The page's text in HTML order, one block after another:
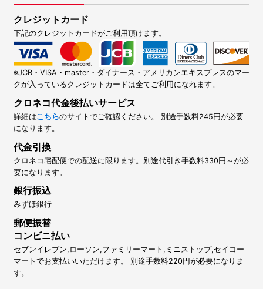
クレジットカード
下記のクレジットカードがご利用頂けます。
※JCB・VISA・master・ダイナース・アメリカンエキスプレスのマー
クが入っているクレジットカードは全てご利用になれます。
クロネコ代金後払いサービス
詳細はこちらのサイトでご確認ください。 別途手数料245円が必要
になります。
代金引換
クロネコ宅配便での配送に限ります。別途代引き手数料330円～が必
要になります。
銀行振込
みずほ銀行
郵便振替
コンビニ払い
セブンイレブン,ローソン,ファミリーマート,ミニストップ,セイコー
マートでお支払いいただけます。 別途手数料220円が必要になりま
す。